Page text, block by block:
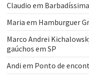
Claudio em
Maria em Hamburguer
Marco Andrei
gaúchos em SP
Andi em Ponto de